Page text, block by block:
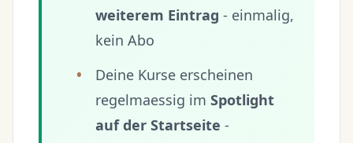
weiterem Eintrag - einmalig,
kein Abo
Deine Kurse erscheinen
regelmaessig im Spotlight
auf der Startseite -